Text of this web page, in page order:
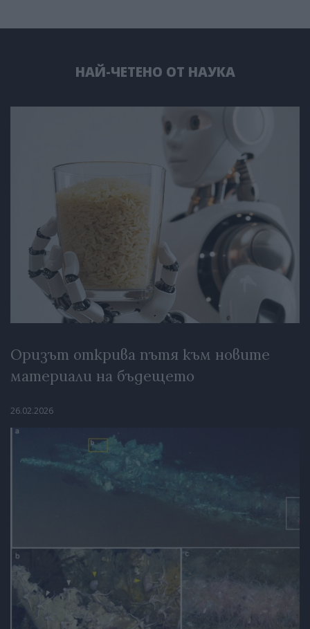
НАЙ-ЧЕТЕНО ОТ НАУКА
Оризът открива пътя към новите
материали на бъдещето
26.02.2026